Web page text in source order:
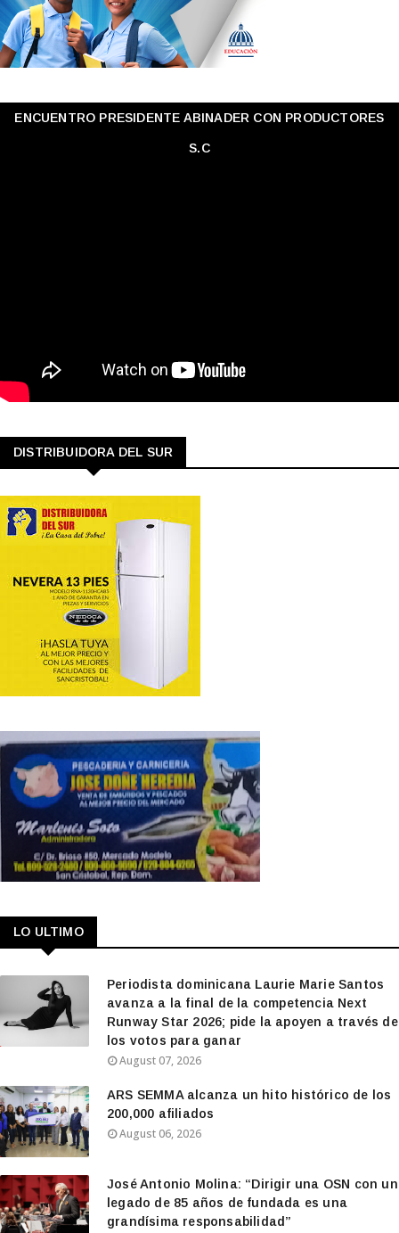
ENCUENTRO PRESIDENTE ABINADER CON PRODUCTORES
S.C
DISTRIBUIDORA DEL SUR
LO ULTIMO
Periodista dominicana Laurie Marie Santos
avanza a la final de la competencia Next
Runway Star 2026; pide la apoyen a través de
los votos para ganar
August 07, 2026
ARS SEMMA alcanza un hito histórico de los
200,000 afiliados
August 06, 2026
José Antonio Molina: “Dirigir una OSN con un
legado de 85 años de fundada es una
grandísima responsabilidad”